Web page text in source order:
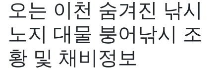
오는 이천 숨겨진 낚시
노지 대물 붕어낚시 조
황 및 채비정보